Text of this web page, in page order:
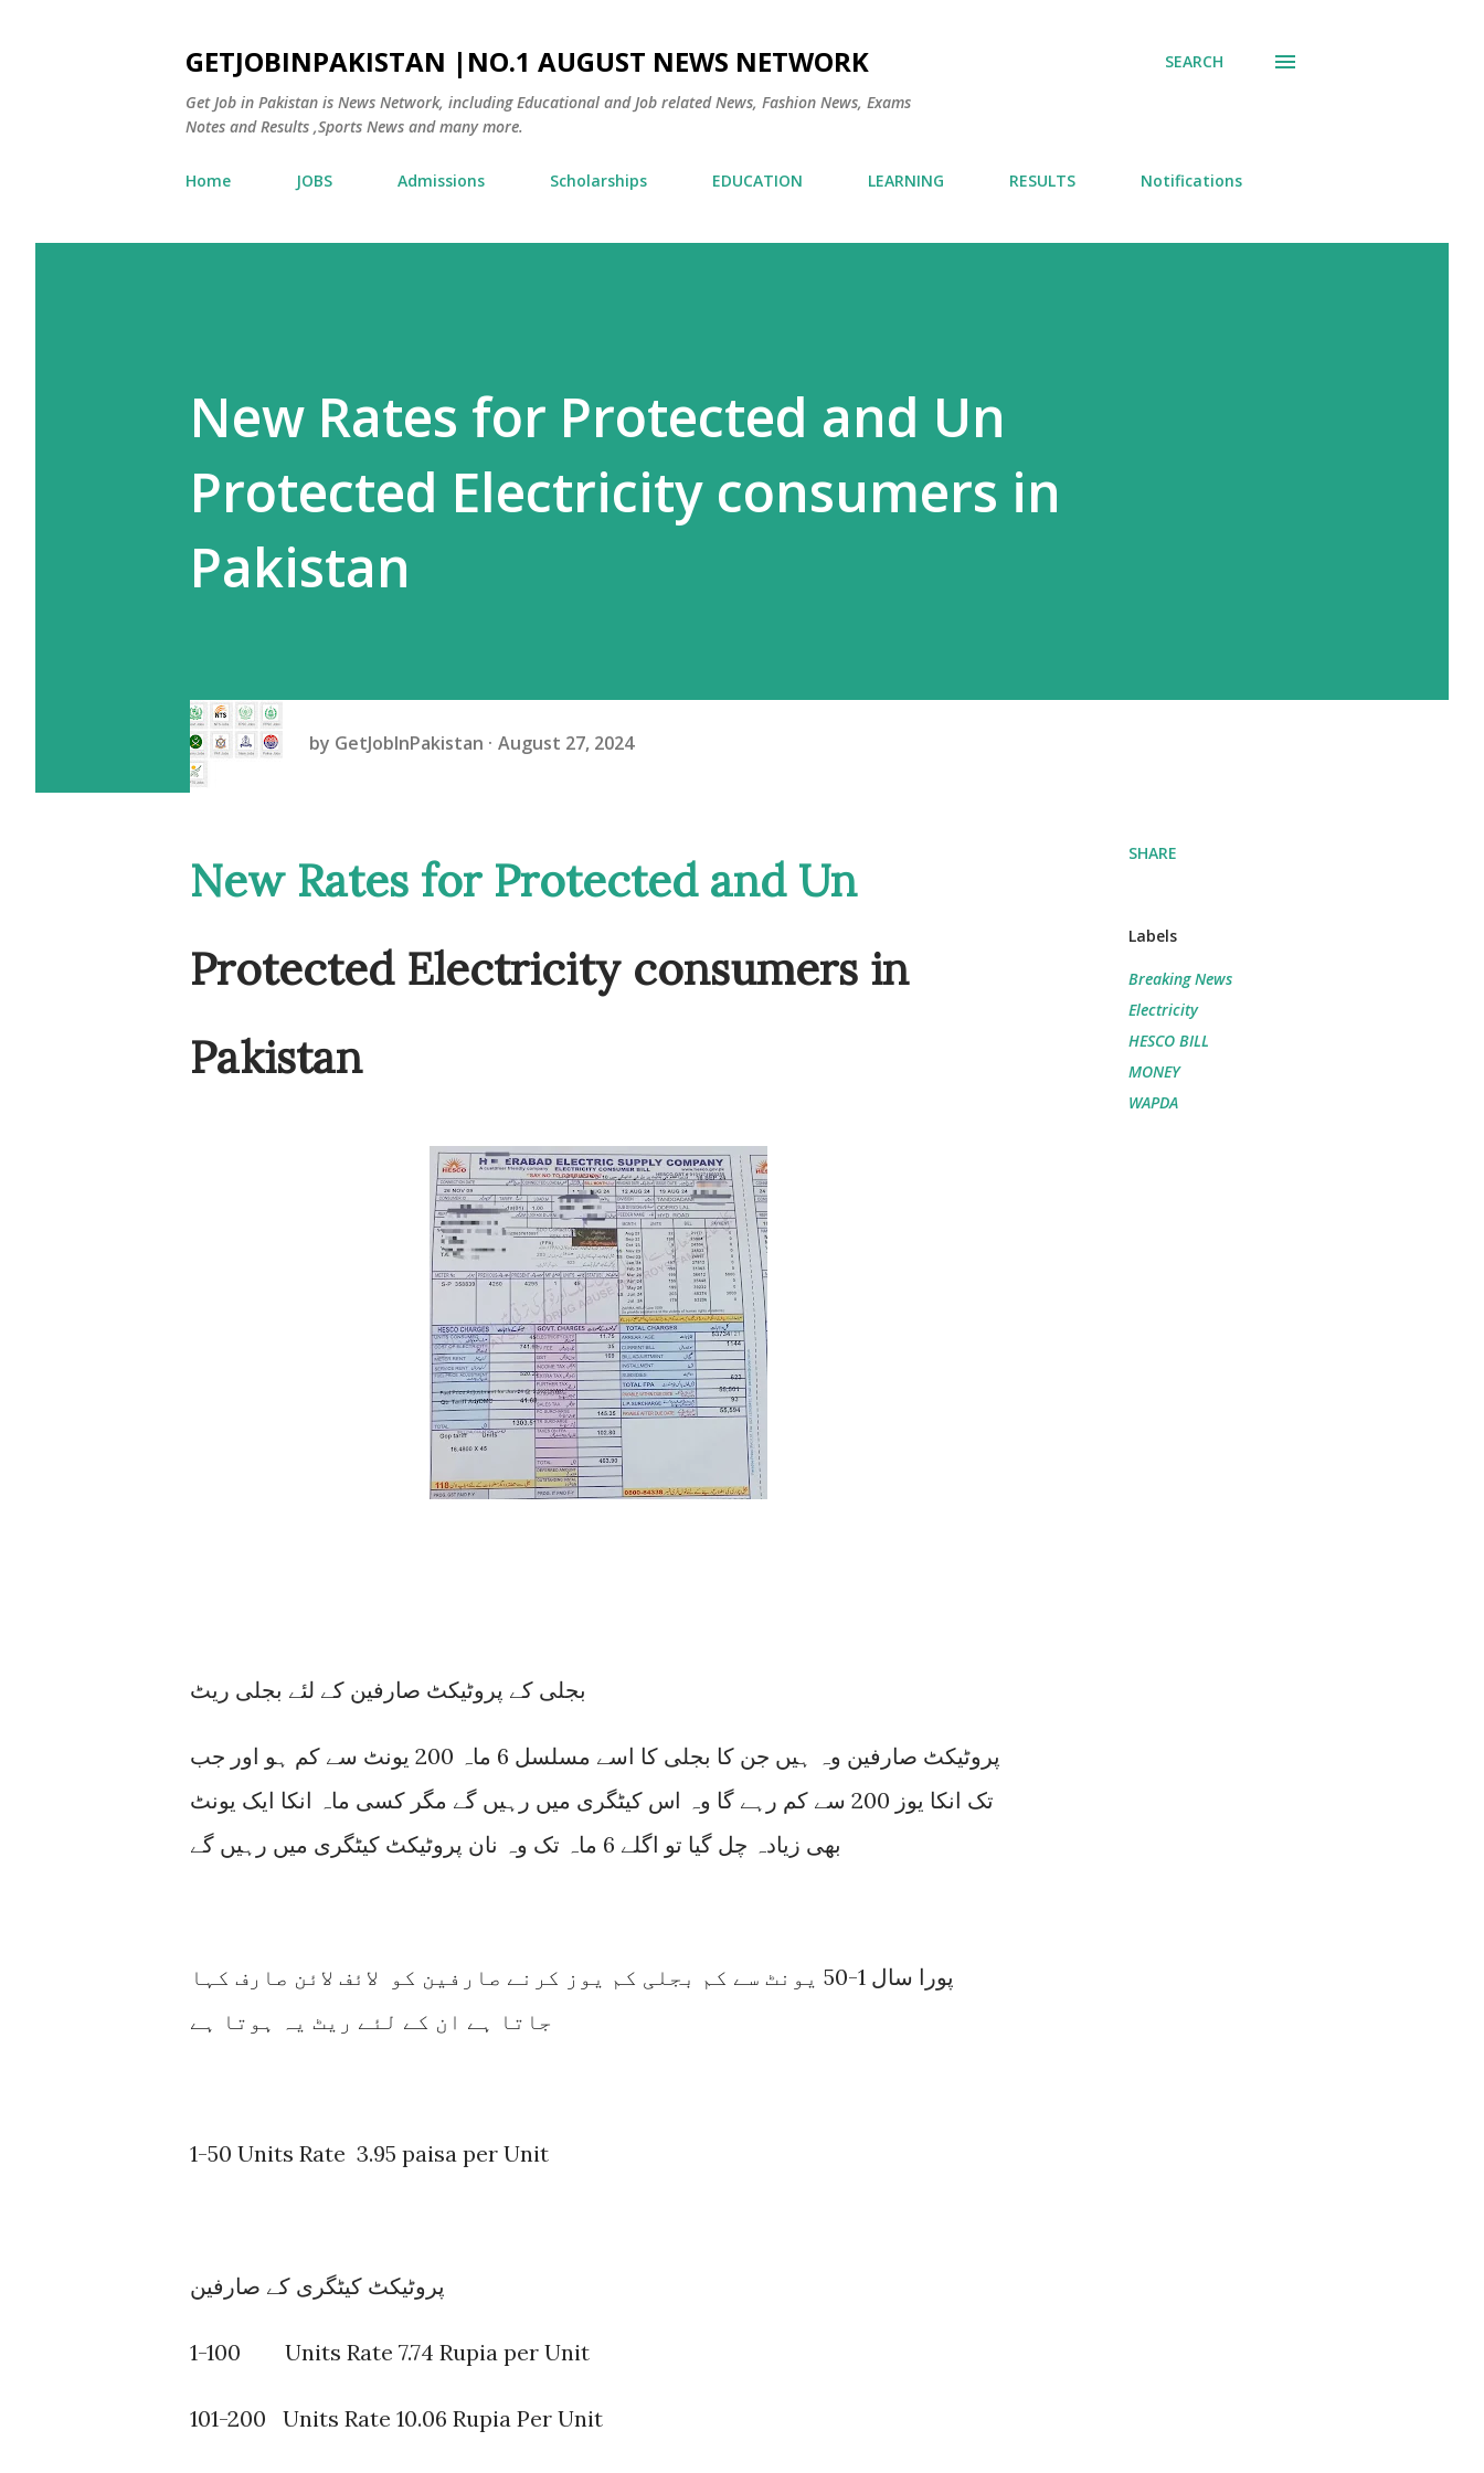
GETJOBINPAKISTAN |NO.1 AUGUST NEWS NETWORK
Get Job in Pakistan is News Network, including Educational and Job related News, Fashion News, Exams
Notes and Results ,Sports News and many more.
SEARCH
Home JOBS Admissions Scholarships EDUCATION LEARNING RESULTS Notifications
New Rates for Protected and Un
Protected Electricity consumers in
Pakistan
by GetJobInPakistan August 27, 2024
New Rates for Protected and Un
Protected Electricity consumers in
Pakistan
پروٹیکٹ صارفین وہ ہیں جن کا بجلی کا اسے مسلسل 6 ماہ 200 یونٹ سے کم ہو اور جب
تک انکا یوز 200 سے کم رہے گا وہ اس کیٹگری میں رہیں گے مگر کسی ماہ انکا ایک یونٹ
پورا سال 1-50 یونٹ سے کم بجلی کم یوز کرنے صارفین کو لائف لائن صارف کہا
جاتا ہے ان کے لئے ریٹ یہ ہوتا ہے
1-50 Units Rate 3.95 paisa per Unit
1-100 Units Rate 7.74 Rupia per Unit
101-200 Units Rate 10.06 Rupia Per Unit
SHARE
Labels
Breaking News
Electricity
HESCO BILL
MONEY
WAPDA